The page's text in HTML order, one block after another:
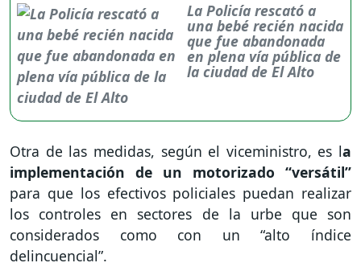
La Policía rescató a
una bebé recién nacida
que fue abandonada
en plena vía pública de
la ciudad de El Alto
Otra de las medidas, según el viceministro, es la
implementación de un motorizado “versátil”
para que los efectivos policiales puedan realizar
los controles en sectores de la urbe que son
considerados como con un “alto índice
delincuencial”.